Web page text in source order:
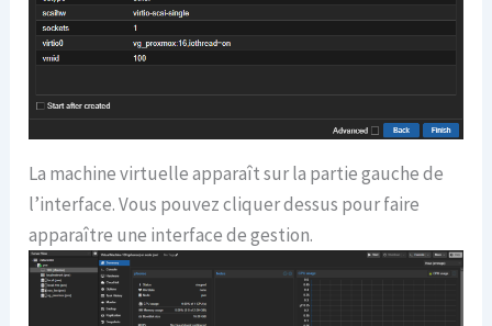
La machine virtuelle apparaît sur la partie gauche de
l’interface. Vous pouvez cliquer dessus pour faire
apparaître une interface de gestion.